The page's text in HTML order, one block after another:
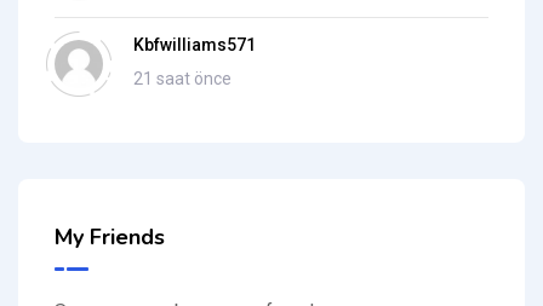
Kbfwilliams571
21 saat önce
My Friends